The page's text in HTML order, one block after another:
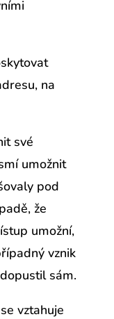
na
své
umožnit
pod
že
umožní,
vznik
sám.
vztahuje